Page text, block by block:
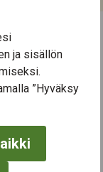
ja sisällön
”Hyväksy